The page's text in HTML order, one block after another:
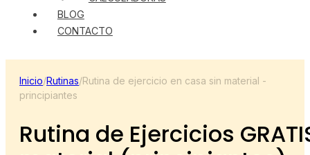
BLOG
CONTACTO
Inicio/Rutinas/Rutina de ejercicio en casa sin material -
principiantes
Rutina de Ejercicios